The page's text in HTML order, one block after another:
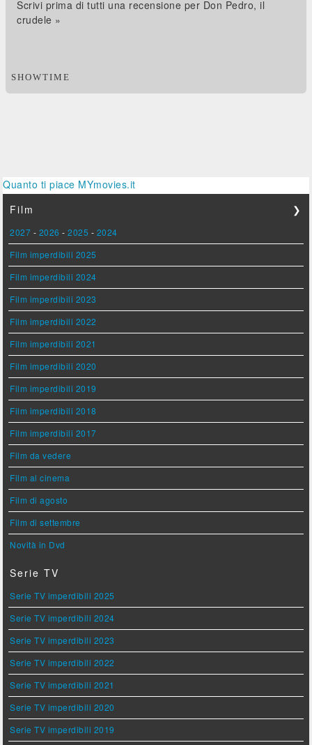
Scrivi prima di tutti una recensione per Don Pedro, il
crudele »
SHOWTIME
Quanto ti piace MYmovies.it
Film
❯
2027 - 2026 -2025 - 2024
Film imperdibili 2025
Film imperdibili 2024
Film imperdibili 2023
Film imperdibili 2022
Film imperdibili 2021
Film imperdibili 2020
Film imperdibili 2019
Film imperdibili 2018
Film imperdibili 2017
Film da vedere
Film al cinema
Film di agosto
Film di settembre
Novità in Dvd
Serie TV
Serie TV imperdibili 2025
Serie TV imperdibili 2024
Serie TV imperdibili 2023
Serie TV imperdibili 2022
Serie TV imperdibili 2021
Serie TV imperdibili 2020
Serie TV imperdibili 2019